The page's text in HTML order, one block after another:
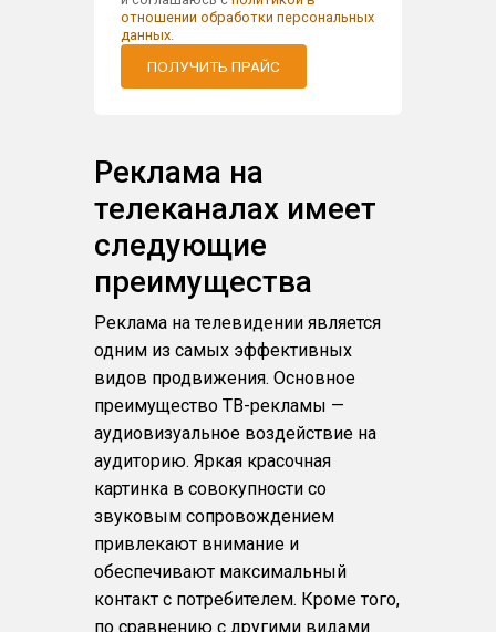
отношении обработки персональных
данных.
ПОЛУЧИТЬ ПРАЙС
Реклама на
телеканалах имеет
следующие
преимущества
Реклама на телевидении является
одним из самых эффективных
видов продвижения. Основное
преимущество ТВ-рекламы —
аудиовизуальное воздействие на
аудиторию. Яркая красочная
картинка в совокупности со
звуковым сопровождением
привлекают внимание и
обеспечивают максимальный
контакт с потребителем. Кроме того,
по сравнению с другими видами